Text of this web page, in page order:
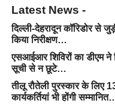
Latest News -
दिल्ली-देहरादून कॉरिडोर से
किया निरीक्षण…
एसआईआर शिविरों का डीएम ने
सूची से न छूटे…
तीलू रौतेली पुरस्कार के लिए
कार्यकर्तियां भी होंगी